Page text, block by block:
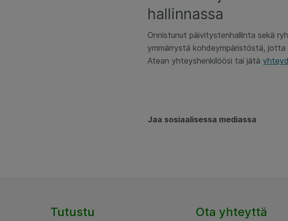
hallinnassa
Onnistunut päivitystenhallinta sekä
ymmärrystä kohdeympäristöstä,
Atean yhteyshenkilöösi tai jätä
Jaa sosiaalisessa mediassa
Tutustu Ota yhteyttä